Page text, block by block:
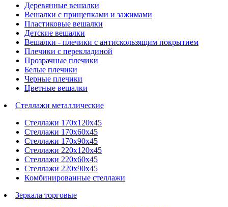
Деревянные вешалки
Вешалки с прищепками и зажимами
Пластиковые вешалки
Детские вешалки
Вешалки - плечики с антискользящим покрытием
Плечики с перекладиной
Прозрачные плечики
Белые плечики
Черные плечики
Цветные вешалки
Стеллажи металлические
Стеллажи 170х120х45
Стеллажи 170х60х45
Стеллажи 170х90х45
Стеллажи 220х120х45
Стеллажи 220х60х45
Стеллажи 220х90х45
Комбинированные стеллажи
Зеркала торговые